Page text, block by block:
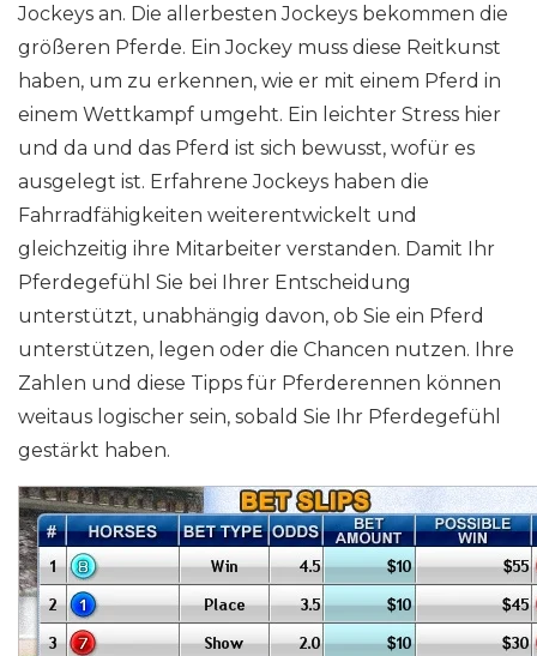
Jockeys an. Die allerbesten Jockeys bekommen die
größeren Pferde. Ein Jockey muss diese Reitkunst
haben, um zu erkennen, wie er mit einem Pferd in
einem Wettkampf umgeht. Ein leichter Stress hier
und da und das Pferd ist sich bewusst, wofür es
ausgelegt ist. Erfahrene Jockeys haben die
Fahrradfähigkeiten weiterentwickelt und
gleichzeitig ihre Mitarbeiter verstanden. Damit Ihr
Pferdegefühl Sie bei Ihrer Entscheidung
unterstützt, unabhängig davon, ob Sie ein Pferd
unterstützen, legen oder die Chancen nutzen. Ihre
Zahlen und diese Tipps für Pferderennen können
weitaus logischer sein, sobald Sie Ihr Pferdegefühl
gestärkt haben.